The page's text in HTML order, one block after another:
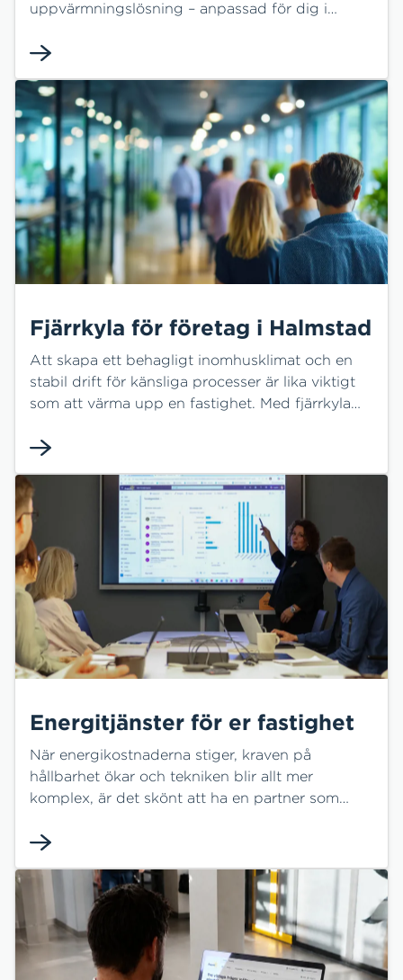
uppvärmningslösning – anpassad för dig i
Fjärrkyla för företag i Halmstad
Att skapa ett behagligt inomhusklimat och en
stabil drift för känsliga processer är lika viktigt
som att värma upp en fastighet. Med fjärrkyla
resurssnål kyllösning – utan egna kylmaskiner
Energitjänster för er fastighet
När energikostnaderna stiger, kraven på
hållbarhet ökar och tekniken blir allt mer
komplex, är det skönt att ha en partner som
energitjänster från HEM får ni en trygg och
energitjänster, personlig rådgivning och lokal
expertis.